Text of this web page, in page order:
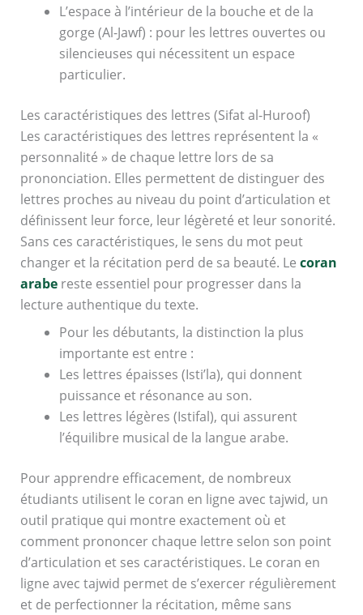
L’espace à l’intérieur de la bouche et de la
gorge (Al-Jawf) : pour les lettres ouvertes ou
silencieuses qui nécessitent un espace
particulier.
Les caractéristiques des lettres (Sifat al-Huroof)
Les caractéristiques des lettres représentent la «
personnalité » de chaque lettre lors de sa
prononciation. Elles permettent de distinguer des
lettres proches au niveau du point d’articulation et
définissent leur force, leur légèreté et leur sonorité.
Sans ces caractéristiques, le sens du mot peut
changer et la récitation perd de sa beauté. Le coran
arabereste essentiel pour progresser dans la
lecture authentique du texte.
Pour les débutants, la distinction la plus
importante est entre :
Les lettres épaisses (Isti’la), qui donnent
puissance et résonance au son.
Les lettres légères (Istifal), qui assurent
l’équilibre musical de la langue arabe.
Pour apprendre efficacement, de nombreux
étudiants utilisent le coran en ligne avec tajwid, un
outil pratique qui montre exactement où et
comment prononcer chaque lettre selon son point
d’articulation et ses caractéristiques. Le coran en
ligne avec tajwid permet de s’exercer régulièrement
et de perfectionner la récitation, même sans